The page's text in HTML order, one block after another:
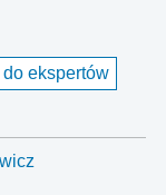
do ekspertów